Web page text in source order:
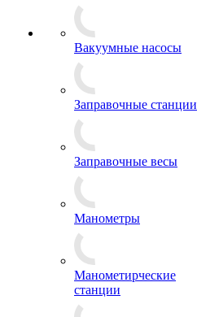
Вакуумные насосы
Заправочные станции
Заправочные весы
Манометры
Манометирческие
станции